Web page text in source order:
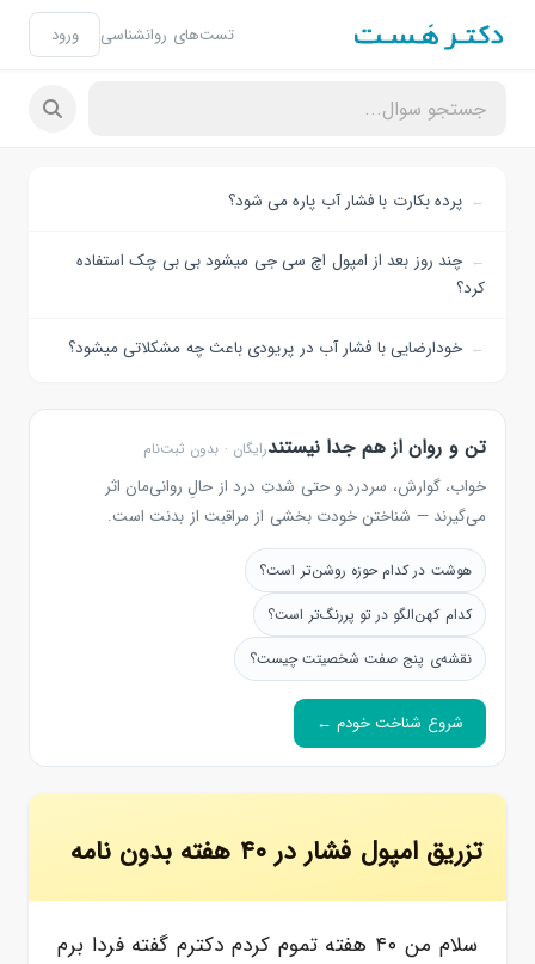
تست‌های روانشناسی ورود
پرده بکارت با فشار آب پاره می شود؟
چند روز بعد از امپول اچ سی جی میشود بی بی چک استفاده
کرد؟
خودارضایی با فشار آب در پریودی باعث چه مشکلاتی میشود؟
تن و روان از هم جدا نیستندرایگان · بدون ثبت‌نام
خواب، گوارش، سردرد و حتی شدتِ درد از حالِ روانی‌مان اثر
می‌گیرند — شناختن خودت بخشی از مراقبت از بدنت است.
هوشت در کدام حوزه روشن‌تر است؟
کدام کهن‌الگو در تو پررنگ‌تر است؟
نقشه‌ی پنج صفت شخصیتت چیست؟
شروع شناخت خودم ←
تزریق امپول فشار در ۴۰ هفته بدون نامه
سلام من ۴۰ هفته تموم کردم دکترم گفته فردا برم